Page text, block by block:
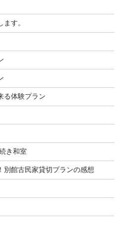
す。
る体験プラン
き和室
別館古民家貸切プランの感想